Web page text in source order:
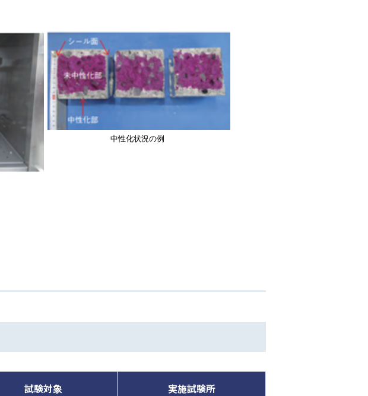
画
像
中性化状況の例
試験対象 実施試験所